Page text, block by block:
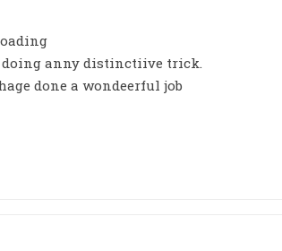
doing anny distinctiive trick.
done a wondeerful job